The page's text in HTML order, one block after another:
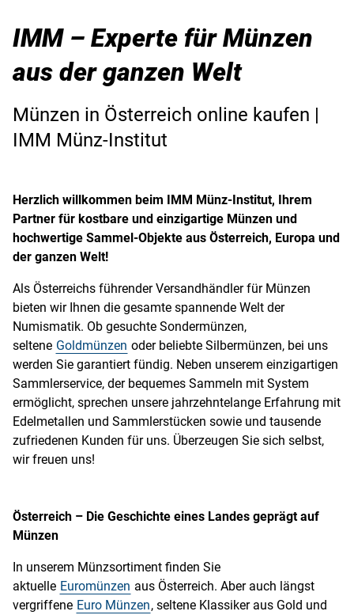
IMM – Experte für Münzen
aus der ganzen Welt
Münzen in Österreich online kaufen |
IMM Münz-Institut
Herzlich willkommen beim IMM Münz-Institut, Ihrem
Partner für kostbare und einzigartige Münzen und
hochwertige Sammel-Objekte aus Österreich, Europa und
der ganzen Welt!
Als Österreichs führender Versandhändler für Münzen
bieten wir Ihnen die gesamte spannende Welt der
Numismatik. Ob gesuchte Sondermünzen,
seltene Goldmünzen oder beliebte Silbermünzen, bei uns
werden Sie garantiert fündig. Neben unserem einzigartigen
Sammlerservice, der bequemes Sammeln mit System
ermöglicht, sprechen unsere jahrzehntelange Erfahrung mit
Edelmetallen und Sammlerstücken sowie und tausende
zufriedenen Kunden für uns. Überzeugen Sie sich selbst,
wir freuen uns!
Österreich – Die Geschichte eines Landes geprägt auf
Münzen
In unserem Münzsortiment finden Sie
aktuelle Euromünzen aus Österreich. Aber auch längst
vergriffene Euro Münzen, seltene Klassiker aus Gold und